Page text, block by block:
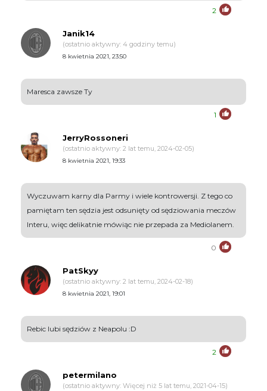
2
Janik14
(ostatnio aktywny: 4 godziny temu)
8 kwietnia 2021, 23:50
Maresca zawsze Ty
1
JerryRossoneri
(ostatnio aktywny: 2 lat temu, 2024-02-05)
8 kwietnia 2021, 19:33
Wyczuwam karny dla Parmy i wiele kontrowersji. Z tego co
pamiętam ten sędzia jest odsunięty od sędziowania meczów
Interu, więc delikatnie mówiąc nie przepada za Mediolanem.
0
PatSkyy
(ostatnio aktywny: 2 lat temu, 2024-02-18)
8 kwietnia 2021, 19:01
Rebic lubi sędziów z Neapolu :D
2
petermilano
(ostatnio aktywny: Więcej niż 5 lat temu, 2021-04-15)